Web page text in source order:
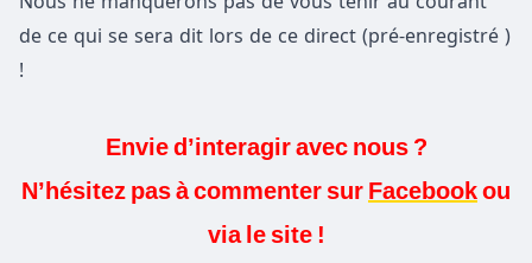
de ce qui se sera dit lors de ce direct (pré-enregistré )
!
Envie d’interagir avec nous ?
N’hésitez pas à commenter surFacebookou
via le site !